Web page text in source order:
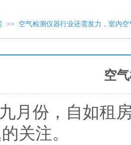
>> 空气检测仪器行业还需发力，室内空
空
月份，自如租
关注。